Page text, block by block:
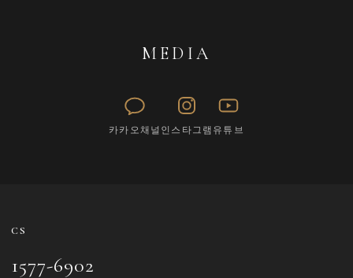
MEDIA
카카오채널 인스타그램 유튜브
CS
1577-6902